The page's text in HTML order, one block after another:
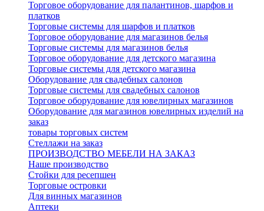
Торговое оборудование для палантинов, шарфов и
платков
Торговые системы для шарфов и платков
Торговое оборудование для магазинов белья
Торговые системы для магазинов белья
Торговое оборудование для детского магазина
Торговые системы для детского магазина
Оборудование для свадебных салонов
Торговые системы для свадебных салонов
Торговое оборудование для ювелирных магазинов
Оборудование для магазинов ювелирных изделий на
заказ
товары торговых систем
Стеллажи на заказ
ПРОИЗВОДСТВО МЕБЕЛИ НА ЗАКАЗ
Наше производство
Стойки для ресепшен
Торговые островки
Для винных магазинов
Аптеки